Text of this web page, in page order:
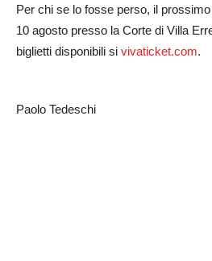
Per chi se lo fosse perso, il
10 agosto presso la Corte di Villa
biglietti disponibili si vivaticket.com.
Paolo Tedeschi